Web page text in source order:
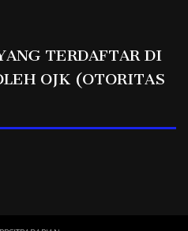
TERDAFTAR DI
OJK (OTORITAS